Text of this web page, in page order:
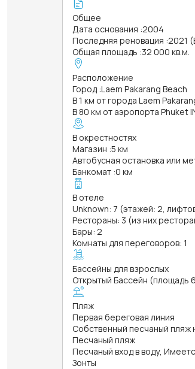
Общее
Дата основания :2004
Последняя реновация :2021
Общая площадь :32 000 кв.м.
Расположение
Город :Laem Pakarang Beach
В 1 км от города Laem
В 80 км от аэропорта Phuket
В окрестностях
Магазин :5 км
Автобусная остановка или
Банкомат :0 км
В отеле
Unknown: 7 (этажей: 2,
Рестораны: 3 (из них
Бары: 2
Комнаты для переговоров: 1
Бассейны для взрослых
Открытый Бассейн (площадь
Пляж
Первая береговая линия
Собственный песчаный пляж
Песчаный пляж
Песчаный вход в воду,
Зонты